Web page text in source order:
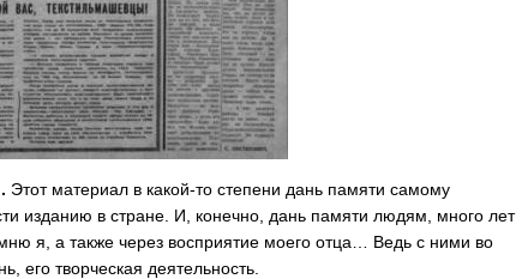
Этот материал в какой-то степени дань памяти самому
изданию в стране. И, конечно, дань памяти людям, много лет
я, а также через восприятие моего отца… Ведь с ними во
его творческая деятельность.